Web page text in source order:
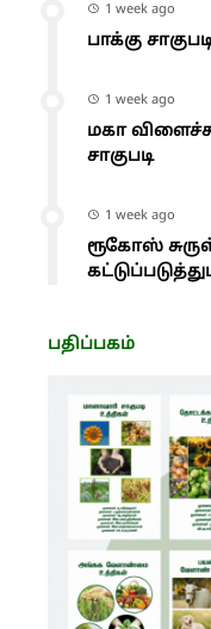
1 week ago
பாக்கு
1 week ago
மகா
சாகுபடி
1 week ago
ரூகோஸ்
பதிப்பகம்